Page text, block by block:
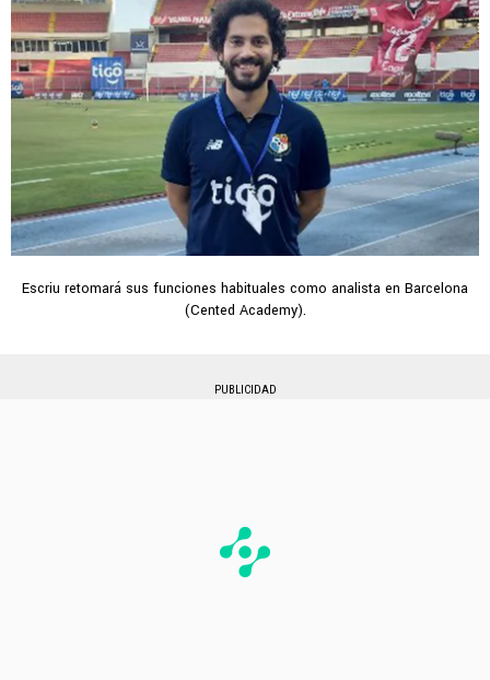
Escriu retomará sus funciones habituales como analista en Barcelona
(Cented Academy).
PUBLICIDAD